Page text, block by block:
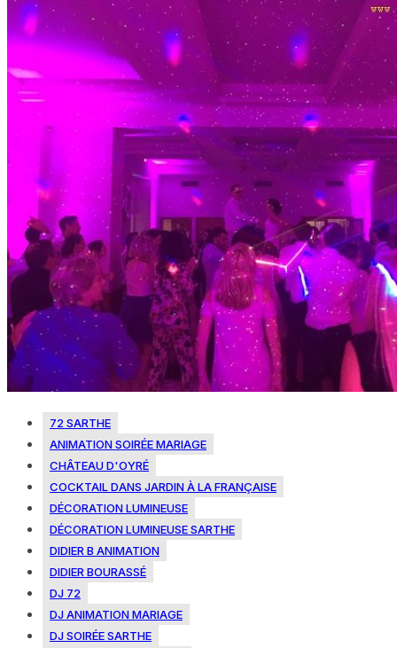
72 SARTHE
ANIMATION SOIRÉE MARIAGE
CHÂTEAU D'OYRÉ
COCKTAIL DANS JARDIN À LA FRANÇAISE
DÉCORATION LUMINEUSE
DÉCORATION LUMINEUSE SARTHE
DIDIER B ANIMATION
DIDIER BOURASSÉ
DJ 72
DJ ANIMATION MARIAGE
DJ SOIRÉE SARTHE